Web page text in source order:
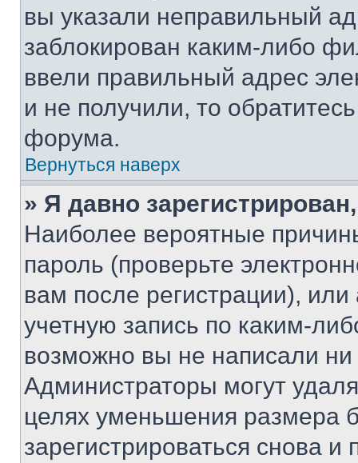
вы указали неправильный
заблокирован каким-либо
ввели правильный адрес
и не получили, то
форума.
Вернуться наверх
» Я давно
Наиболее вероятные
пароль (проверьте
вам после регистрации),
учетную запись по каким-
возможно вы не написали
Администраторы могут
целях уменьшения размера
зарегистрироваться снова и